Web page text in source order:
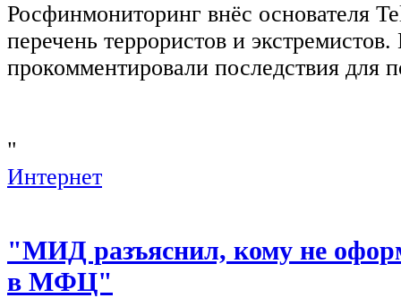
Росфинмониторинг внёс основателя
перечень террористов и
прокомментировали последствия для
"
Интернет
"МИД разъяснил, кому не
в МФЦ"